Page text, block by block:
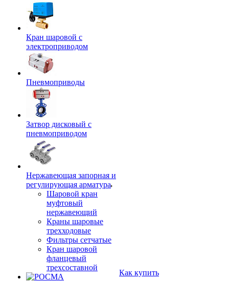
Кран шаровой с
электроприводом
Пневмоприводы
Затвор дисковый с
пневмоприводом
Нержавеющая запорная и
регулирующая арматура
Шаровой кран
муфтовый
нержавеющий
Краны шаровые
трехходовые
Фильтры сетчатые
Кран шаровой
фланцевый
трехсоставной
Как купить